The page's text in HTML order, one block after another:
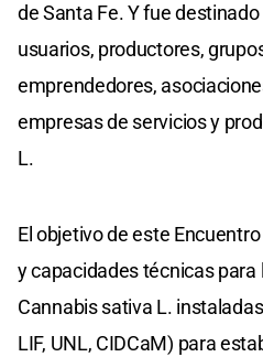
de Santa Fe. Y fue
usuarios, productores,
emprendedores,
empresas de servicios y
L.
El objetivo de este
y capacidades técnicas para
Cannabis sativa L.
LIF, UNL, CIDCaM) para